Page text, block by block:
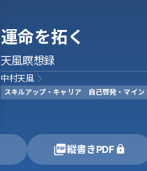
運命を拓く
天風瞑想録
中村天風
スキルアップ・キャリア 自己啓発・マイン
縦書きPDF